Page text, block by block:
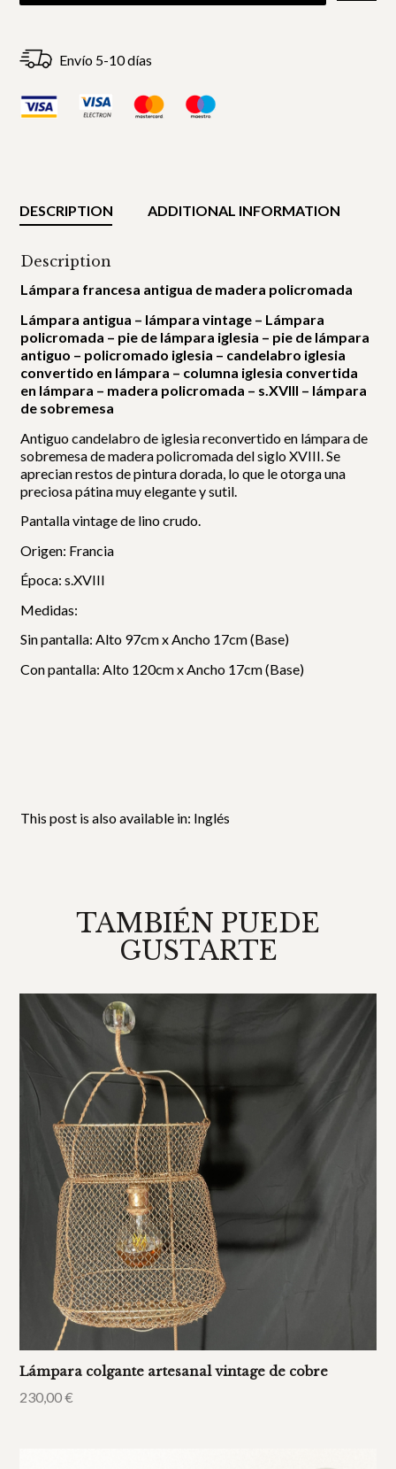
Envío 5-10 días
DESCRIPTION ADDITIONAL INFORMATION
Description
Lámpara francesa antigua de madera policromada
Lámpara antigua – lámpara vintage – Lámpara
policromada – pie de lámpara iglesia – pie de lámpara
antiguo – policromado iglesia – candelabro iglesia
convertido en lámpara – columna iglesia convertida
en lámpara – madera policromada – s.XVIII – lámpara
de sobremesa
Antiguo candelabro de iglesia reconvertido en lámpara de
sobremesa de madera policromada del siglo XVIII. Se
aprecian restos de pintura dorada, lo que le otorga una
preciosa pátina muy elegante y sutil.
Pantalla vintage de lino crudo.
Origen: Francia
Época: s.XVIII
Medidas:
Sin pantalla: Alto 97cm x Ancho 17cm (Base)
Con pantalla: Alto 120cm x Ancho 17cm (Base)
This post is also available in: Inglés
TAMBIÉN PUEDE
GUSTARTE
Lámpara colgante artesanal vintage de cobre
230,00€